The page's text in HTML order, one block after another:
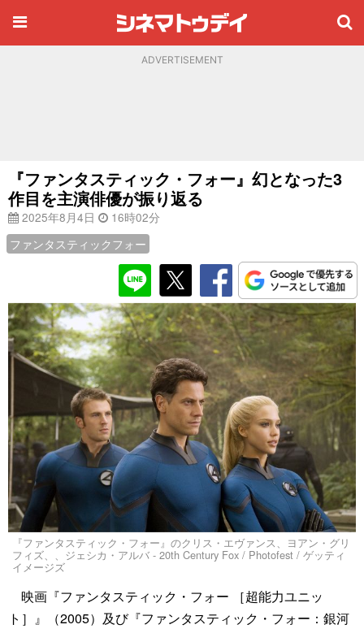
ADVERTISEMENT
『ファンタスティック・フォー』幻となった3
作目を主演俳優が振り返る
2025年8月4日
16時02分
ファンタスティックフォー
『ファンタスティック・フォー』のクリス・エヴァンス、ヨアン・グリ
フィズ、、ジェシカ・アルバ - 20th Century Fox / Photofest / ゲッティ
イメージズ
映画『ファンタスティック・フォー ［超能力ユニッ
ト］』（2005）及び『ファンタスティック・フォー：銀河